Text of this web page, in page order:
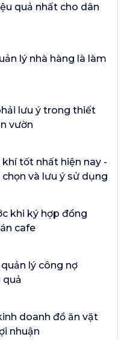
quả nhất cho dân
lý nhà hàng là làm
lưu ý trong thiết
vườn
tốt nhất hiện nay -
và lưu ý sử dụng
khi ký hợp đồng
cafe
lý công nợ
quả
doanh đồ ăn vặt
nhuận